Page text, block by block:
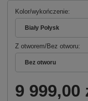
Kolor/wykończenie
Biały Połysk
Z otworem/Bez otworu
Bez otworu
9 999,00